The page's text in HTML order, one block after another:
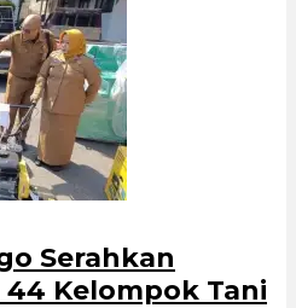
Serahkan
Kelompok Tani